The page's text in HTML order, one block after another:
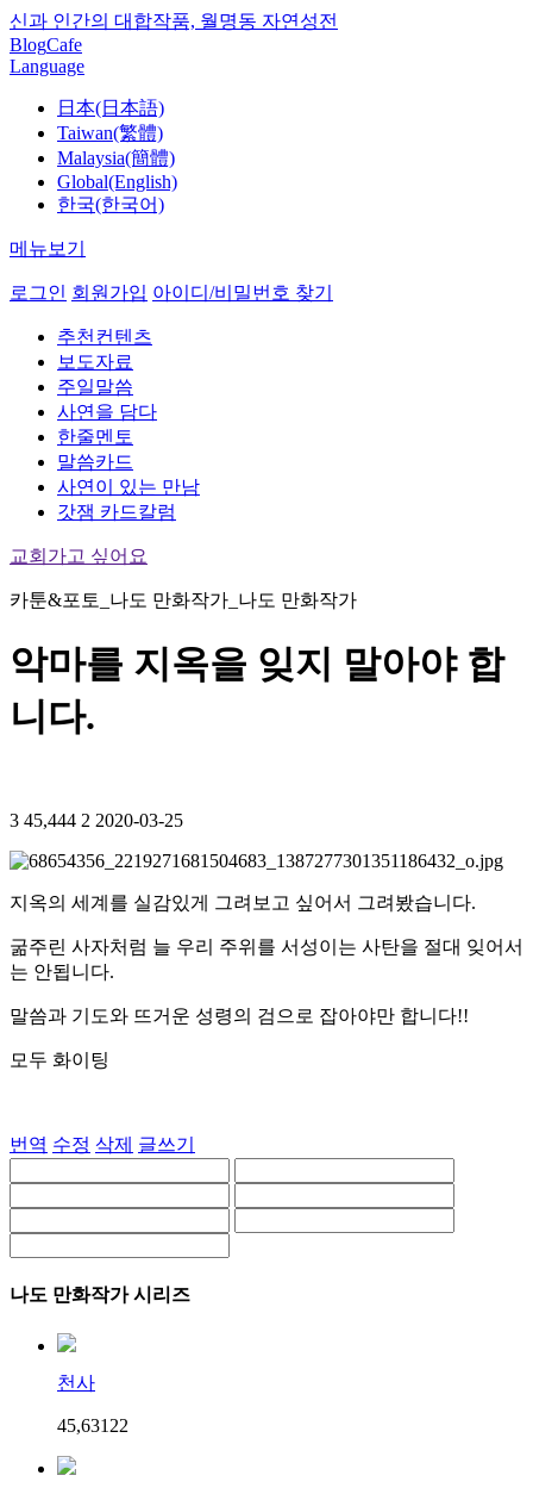
신과 인간의 대합작품, 월명동 자연성전
BlogCafe
Language
日本(日本語)
Taiwan(繁體)
Malaysia(簡體)
Global(English)
한국(한국어)
메뉴보기
로그인 회원가입 아이디/비밀번호 찾기
추천컨텐츠
보도자료
주일말씀
사연을 담다
한줄멘토
말씀카드
사연이 있는 만남
갓잼 카드칼럼
교회가고 싶어요
카툰&포토_나도 만화작가_나도 만화작가
악마를 지옥을 잊지 말아야 합
니다.
3 45,444 2 2020-03-25
지옥의 세계를 실감있게 그려보고 싶어서 그려봤습니다.
굶주린 사자처럼 늘 우리 주위를 서성이는 사탄을 절대 잊어서
는 안됩니다.
말씀과 기도와 뜨거운 성령의 검으로 잡아야만 합니다!!
모두 화이팅
번역 수정 삭제 글쓰기
나도 만화작가 시리즈
천사
45,63122